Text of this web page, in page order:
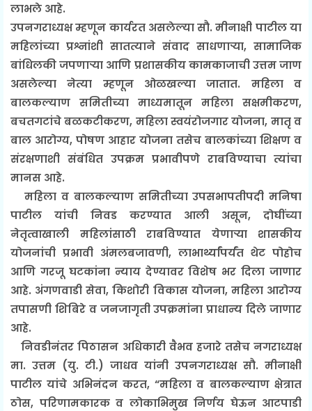
लाभले आहे.
उपनगराध्यक्ष म्हणून कार्यरत असलेल्या सौ. मीनाक्षी पाटील या
महिलांच्या प्रश्नांशी सातत्याने संवाद साधणाऱ्या, सामाजिक
बांधिलकी जपणाऱ्या आणि प्रशासकीय कामकाजाची उत्तम जाण
असलेल्या नेत्या म्हणून ओळखल्या जातात. महिला व
बालकल्याण समितीच्या माध्यमातून महिला सक्षमीकरण,
बचतगटांचे बळकटीकरण, महिला स्वयंरोजगार योजना, मातृ व
बाल आरोग्य, पोषण आहार योजना तसेच बालकांच्या शिक्षण व
संरक्षणाशी संबंधित उपक्रम प्रभावीपणे राबविण्याचा त्यांचा
मानस आहे.
महिला व बालकल्याण समितीच्या उपसभापतीपदी मनिषा
पाटील यांची निवड करण्यात आली असून, दोघींच्या
नेतृत्वाखाली महिलांसाठी राबविण्यात येणाऱ्या शासकीय
योजनांची प्रभावी अंमलबजावणी, लाभार्थ्यांपर्यंत थेट पोहोच
आणि गरजू घटकांना न्याय देण्यावर विशेष भर दिला जाणार
आहे. अंगणवाडी सेवा, किशोरी विकास योजना, महिला आरोग्य
तपासणी शिबिरे व जनजागृती उपक्रमांना प्राधान्य दिले जाणार
आहे.
निवडीनंतर पिठासन अधिकारी वैभव हजारे तसेच नगराध्यक्ष
मा. उत्तम (यु. टी.) जाधव यांनी उपनगराध्यक्ष सौ. मीनाक्षी
पाटील यांचे अभिनंदन करत, “महिला व बालकल्याण क्षेत्रात
ठोस, परिणामकारक व लोकाभिमुख निर्णय घेऊन आटपाडी